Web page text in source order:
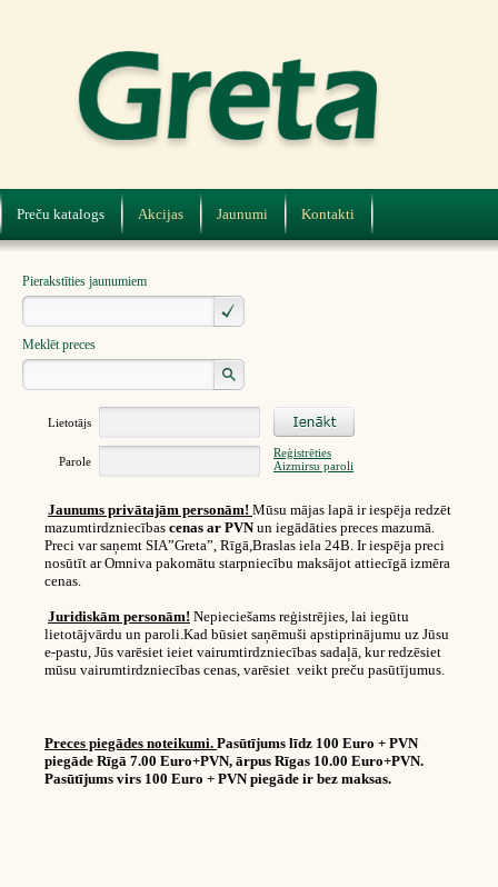
Preču katalogs Akcijas Jaunumi Kontakti
Pierakstīties jaunumiem
Meklēt preces
Lietotājs
Parole
Reģistrēties
Aizmirsu paroli
Jaunums privātajām personām! Mūsu mājas lapā ir iespēja redzēt
mazumtirdzniecības cenas ar PVNun iegādāties preces mazumā.
Preci var saņemt SIA”Greta”, Rīgā,Braslas iela 24B. Ir iespēja preci
nosūtīt ar Omniva pakomātu starpniecību maksājot attiecīgā izmēra
cenas.
Juridiskām personām! Nepieciešams reģistrējies, lai iegūtu
lietotājvārdu un paroli.Kad būsiet saņēmuši apstiprinājumu uz Jūsu
e-pastu, Jūs varēsiet ieiet vairumtirdzniecības sadaļā, kur redzēsiet
mūsu vairumtirdzniecības cenas, varēsiet veikt preču pasūtījumus.
Preces piegādes noteikumi. Pasūtījums līdz 100 Euro + PVN
piegāde Rīgā 7.00 Euro+PVN, ārpus Rīgas 10.00 Euro+PVN.
Pasūtījums virs 100 Euro + PVN piegāde ir bez maksas.